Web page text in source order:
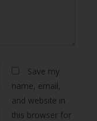
Save my
name, email,
and website in
this browser for